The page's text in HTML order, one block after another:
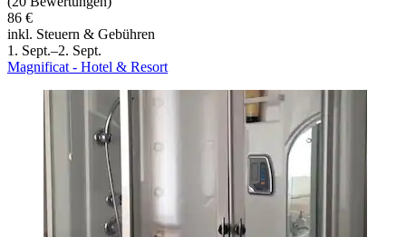
86 €
inkl. Steuern & Gebühren
1. Sept.–2. Sept.
Magnificat - Hotel & Resort